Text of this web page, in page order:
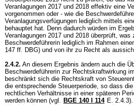
Veranlagungen 2017 und 2018 effektiv eine
vorgenommen oder - wie die
Veranlagungsverfügungen lediglich mittels
behauptet hat. Denn dadurch würden im
Veranlagungen 2017 und 2018 überprüft, was
Beschwerdeführerin lediglich im Rahmen
147 ff. DBG) und von ihr zu Recht als
2.4.2. An diesem Ergebnis ändern auch die
Beschwerdeführerin zur Rechtskraftwirkung
beschränkt sich die Rechtskraft von
die entsprechende Steuerperiode, so dass
rechtlichen Verhältnisse in einer späteren
werden können (vgl. BGE 140 I 114 E.